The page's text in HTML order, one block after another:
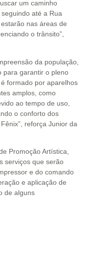
um caminho
até a Rua
nas áreas de
o trânsito”,
da população,
para garantir o pleno
formado por aparelhos
amplos, como
ao tempo de uso,
o conforto dos
reforça Junior da
Promoção Artística,
serviços que serão
e do comando
e aplicação de
de alguns